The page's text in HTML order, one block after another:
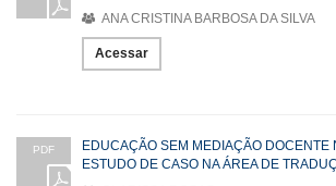
ANA CRISTINA BARBOSA DA SILVA
Acessar
PDF
EDUCAÇÃO SEM MEDIAÇÃO DOCENTE
ESTUDO DE CASO NA ÁREA DE